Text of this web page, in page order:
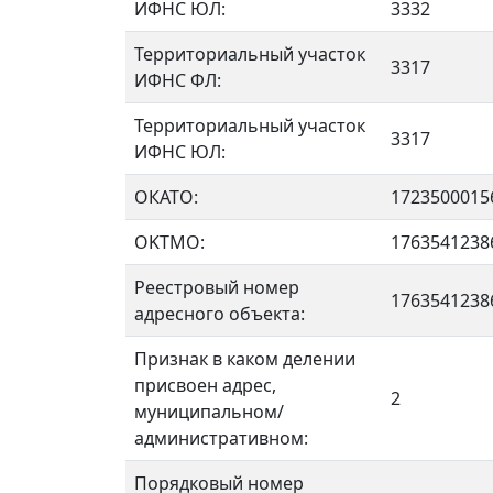
ИФНС ЮЛ:
3332
Территориальный участок
ИФНС ФЛ:
3317
Территориальный участок
ИФНС ЮЛ:
3317
ОКАТО:
OKTMO:
Реестровый номер
адресного объекта:
Признак в каком делении
присвоен адрес,
муниципальном/
административном:
2
Порядковый номер